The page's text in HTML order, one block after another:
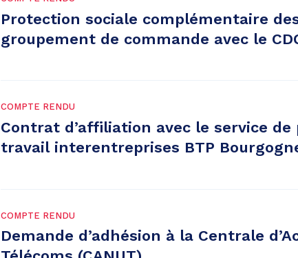
Protection sociale complémentaire
groupement de commande avec le
COMPTE RENDU
Contrat d’affiliation avec le service
travail interentreprises BTP
COMPTE RENDU
Demande d’adhésion à la Centrale